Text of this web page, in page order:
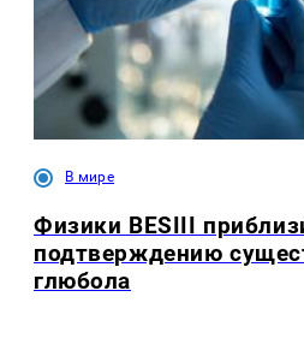
В мире
Физики BESIII
подтверждению
глюбола